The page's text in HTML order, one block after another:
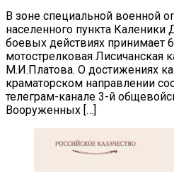
В зоне специальной военной
населенного пункта Каленики
боевых действиях принимает
мотострелковая Лисичанская
М.И.Платова. О достижениях
краматорском направлении
телеграм-канале 3-й
Вооруженных […]